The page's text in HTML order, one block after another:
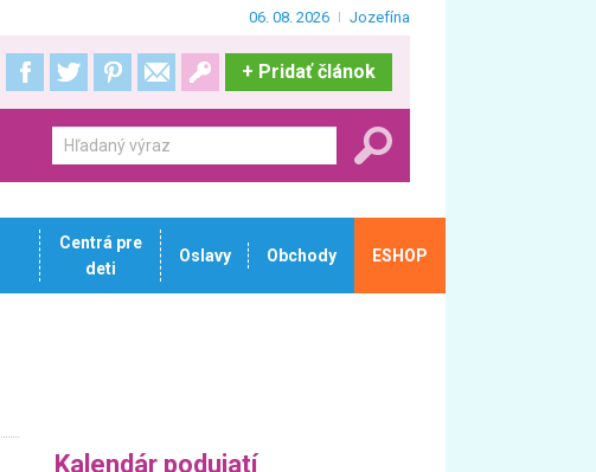
06. 08. 2026 Jozefína
+ Pridať článok
Centrá pre
deti
Oslavy Obchody ESHOP
Kalendár podujatí